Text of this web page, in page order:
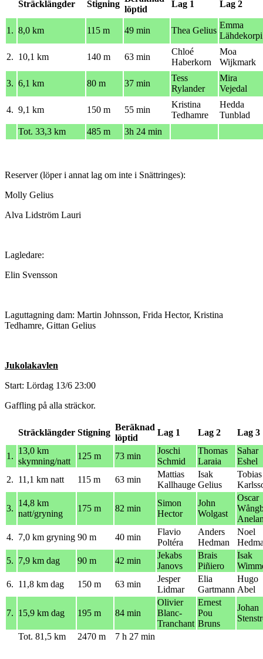
Sträcklängder Stigning
löptid
Lag 1 Lag 2
1. 8,0 km 115 m 49 min Thea Gelius
Emma
Lähdekorpi
2. 10,1 km 140 m 63 min
Chloé
Haberkorn
Moa
Wijkmark
3. 6,1 km 80 m 37 min
Tess
Rylander
Mira
Vejedal
4. 9,1 km 150 m 55 min
Kristina
Tedhamre
Hedda
Tunblad
Tot. 33,3 km
485 m 3h 24 min
Reserver (löper i annat lag om inte i Snättringes):
Molly Gelius
Alva Lidström Lauri
Lagledare:
Elin Svensson
Laguttagning dam: Martin Johnsson, Frida Hector, Kristina
Tedhamre, Gittan Gelius
Jukolakavlen
Start: Lördag 13/6 23:00
Gaffling på alla sträckor.
Sträcklängder Stigning
Beräknad
löptid
Lag 1 Lag 2 Lag 3
1.
13,0 km
skymning/natt
125 m 73 min
Joschi
Schmid
Thomas
Laraia
Sahar
Eshel
2. 11,1 km natt 115 m 63 min
Mattias
Kallhauge
Isak
Gelius
Tobias
3.
14,8 km
natt/gryning
175 m 82 min
Simon
Hector
John
Wolgast
Oscar
4. 7,0 km gryning 90 m 40 min
Flavio
Poltéra
Anders
Hedman
Noel
5. 7,9 km dag 90 m 42 min
Jekabs
Janovs
Brais
Piñiero
Isak
6. 11,8 km dag 150 m 63 min
Jesper
Lidmar
Elia
Gartmann
Hugo
Abel
7. 15,9 km dag 195 m 84 min
Olivier
Blanc-
Tranchant
Ernest
Pou
Bruns
Johan
Tot. 81,5 km
2470 m 7 h 27 min